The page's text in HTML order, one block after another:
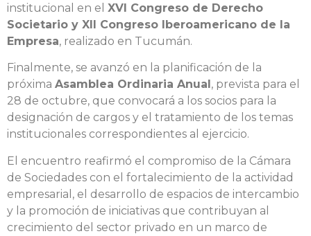
institucional en el XVI Congreso de Derecho
Societario y XII Congreso Iberoamericano de la
Empresa, realizado en Tucumán.
Finalmente, se avanzó en la planificación de la
próxima Asamblea Ordinaria Anual, prevista para el
28 de octubre, que convocará a los socios para la
designación de cargos y el tratamiento de los temas
institucionales correspondientes al ejercicio.
El encuentro reafirmó el compromiso de la Cámara
de Sociedades con el fortalecimiento de la actividad
empresarial, el desarrollo de espacios de intercambio
y la promoción de iniciativas que contribuyan al
crecimiento del sector privado en un marco de